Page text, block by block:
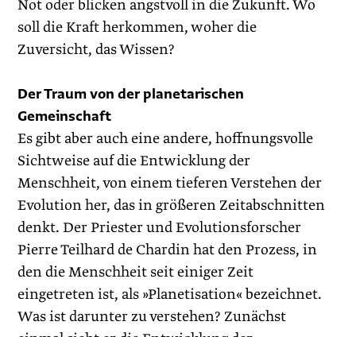
Not oder blicken angstvoll in die Zukunft. Wo
soll die Kraft herkommen, woher die
Zuversicht, das Wissen?
Der Traum von der planetarischen
Gemeinschaft
Es gibt aber auch eine andere, hoffnungsvolle
Sichtweise auf die Entwicklung der
Menschheit, von einem tieferen Verstehen der
Evolution her, das in größeren Zeitabschnitten
denkt. Der Priester und Evolutionsforscher
Pierre Teilhard de Chardin hat den Prozess, in
den die Menschheit seit einiger Zeit
eingetreten ist, als »Planetisation« bezeichnet.
Was ist darunter zu verstehen? Zunächst